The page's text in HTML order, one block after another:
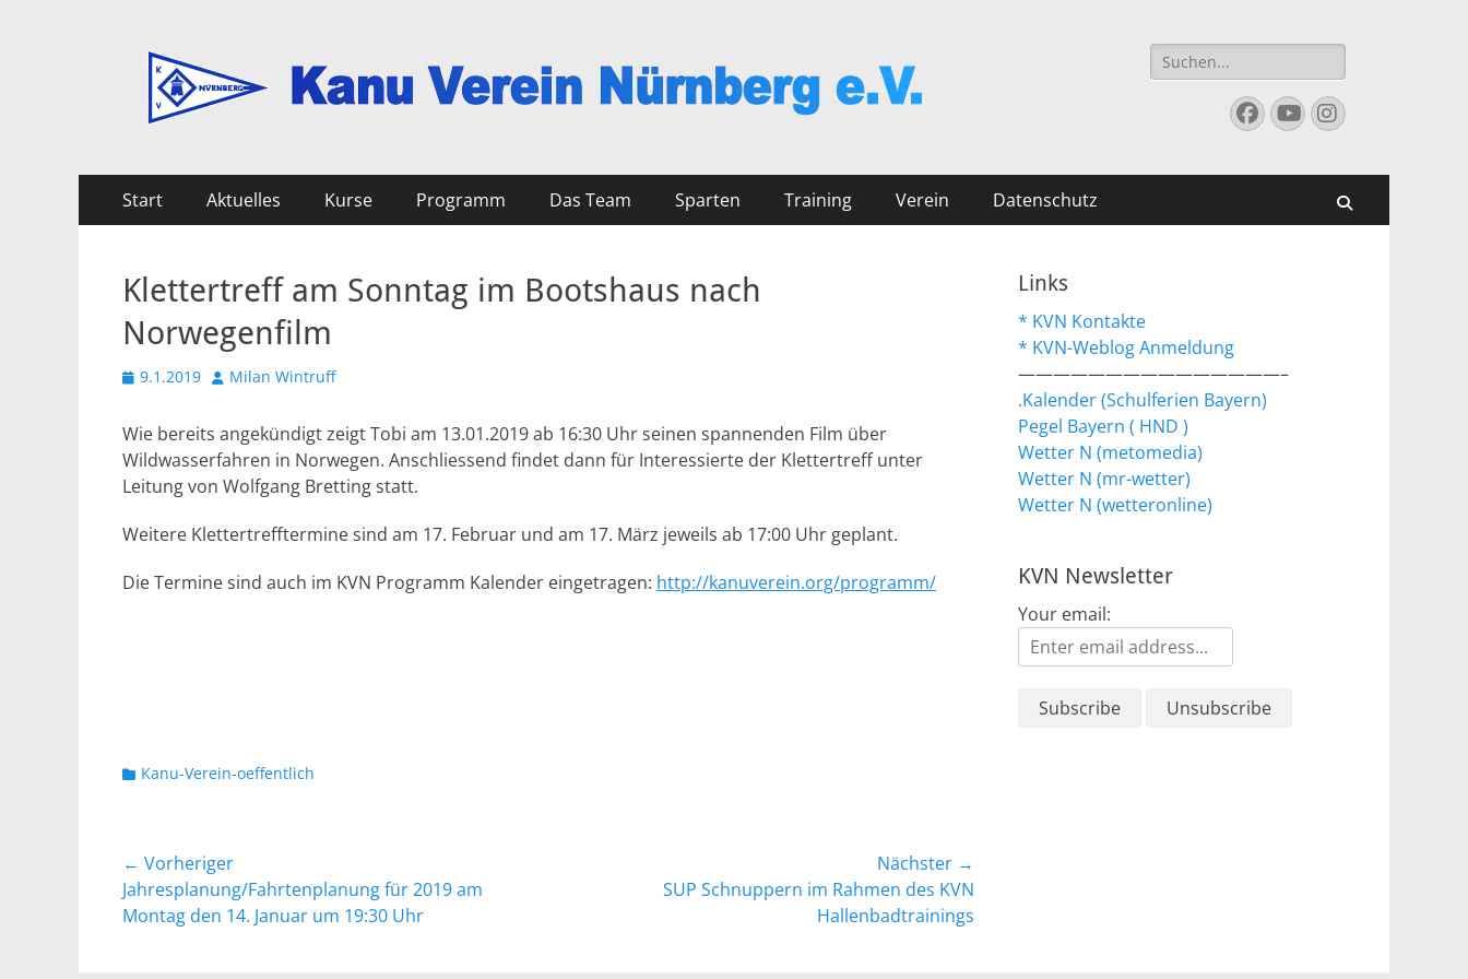
Kanu Verein Nuernberg
Suchen
nach:
Facebook
YouTube
Instagram
Primäres
Menü
Inhalt
Start Aktuelles Kurse Programm Das Team Sparten Training Verein Datenschutz
Klettertreff am Sonntag im Bootshaus nach
Norwegenfilm
Veröffentlicht
9.1.2019 AutorMilan Wintruff
Wie bereits angekündigt zeigt Tobi am 13.01.2019 ab 16:30 Uhr seinen spannenden Film über
Wildwasserfahren in Norwegen. Anschliessend findet dann für Interessierte der Klettertreff unter
Leitung von Wolfgang Bretting statt.
Weitere Klettertrefftermine sind am 17. Februar und am 17. März jeweils ab 17:00 Uhr geplant.
Die Termine sind auch im KVN Programm Kalender eingetragen: http://kanuverein.org/programm/
Kategorien
Kanu-Verein-oeffentlich
Beitragsnavigation
← Vorheriger
Vorheriger
Beitrag:
Jahresplanung/Fahrtenplanung für 2019 am
Montag den 14. Januar um 19:30 Uhr
Nächster →
SUP Schnuppern im Rahmen des KVN
Hallenbadtrainings
Links
* KVN Kontakte
* KVN-Weblog Anmeldung
———————————————–
.Kalender (Schulferien Bayern)
Pegel Bayern ( HND )
Wetter N (metomedia)
Wetter N (mr-wetter)
Wetter N (wetteronline)
KVN Newsletter
Your email: